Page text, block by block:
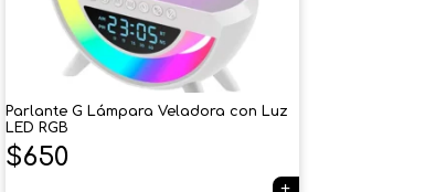
Parlante G Lámpara Veladora con Luz
LED RGB
$650
Tu carrito está vacío.
Agregá un producto y aparecerá acá
automáticamente.